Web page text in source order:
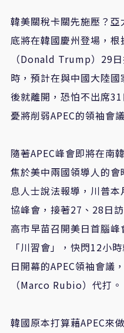
韓美關稅卡關先施壓？亞
底將在韓國慶州登場，
（Donald Trump）29
時，預計在與中國大陸
後就離開，恐怕不出席
憂將削弱APEC的領袖會
隨著APEC峰會即將在南
焦於美中兩國領導人的
息人士說法報導，川普
協峰會，接著27、28日
高市早苗召開美日首腦
「川習會」，快閃12小
日開幕的APEC領袖會議
（Marco Rubio）代打。
韓國原本打算藉APEC來